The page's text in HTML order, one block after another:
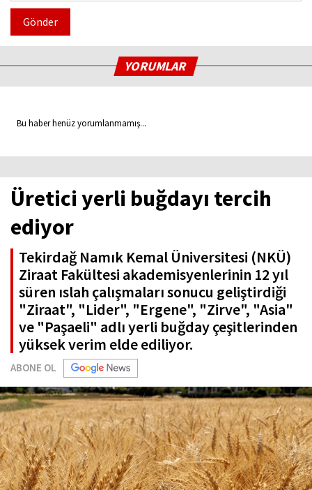
Gönder
YORUMLAR
Bu haber henüz yorumlanmamış...
Üretici yerli buğdayı tercih
ediyor
Tekirdağ Namık Kemal Üniversitesi (NKÜ)
Ziraat Fakültesi akademisyenlerinin 12 yıl
süren ıslah çalışmaları sonucu geliştirdiği
"Ziraat", "Lider", "Ergene", "Zirve", "Asia"
ve "Paşaeli" adlı yerli buğday çeşitlerinden
yüksek verim elde ediliyor.
ABONE OL